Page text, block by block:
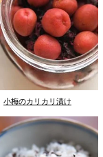
小梅のカリカリ漬け